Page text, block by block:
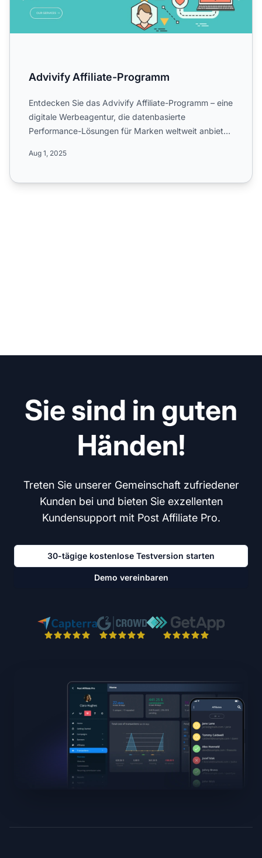
Advivify Affiliate-Programm
Entdecken Sie das Advivify Affiliate-Programm – eine
digitale Werbeagentur, die datenbasierte
Performance-Lösungen für Marken weltweit anbietet.
Aug 1, 2025
Sie sind in guten
Händen!
Treten Sie unserer Gemeinschaft zufriedener
Kunden bei und bieten Sie exzellenten
Kundensupport mit Post Affiliate Pro.
30-tägige kostenlose Testversion starten
Demo vereinbaren